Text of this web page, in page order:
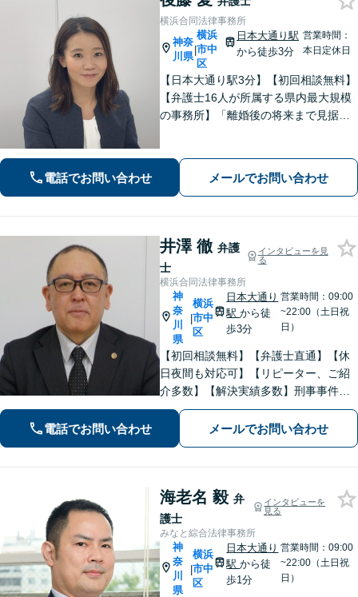
横浜合同法律事務所
神奈
川県
|
横浜
市中
区
日本大通り駅
から徒歩3分
営業時間：
本日定休日
【日本大通り駅3分】【初回相談無料】
【弁護士16人が所属する県内最大規模
の事務所】「離婚後の将来まで見据え
い相続問題に対応する豊富な実績」
「相続登記義務化に対応」【WEB面談
電話でお問い合わせ メールでお問い合わせ
井澤 徹 弁護
士
インタビューを見
る
横浜合同法律事務所
神
奈
川
県
|
横浜
市中
区
日本大通り
駅から徒
歩3分
営業時間：09:00
~22:00（土日祝
日）
【初回相談無料】【弁護士直通】【休
日夜間も対応可】【リピーター、ご紹
介多数】【解決実績多数】刑事事件、
債務整理、離婚、相続など幅広く対
応。迅速な対応と丁寧なサポートに努
めます。
電話でお問い合わせ メールでお問い合わせ
海老名 毅 弁
護士
インタビューを
見る
みなと綜合法律事務所
神
奈
川
県
|
横浜
市中
区
日本大通り
駅から徒
歩1分
営業時間：09:00
~22:00（土日祝
日）